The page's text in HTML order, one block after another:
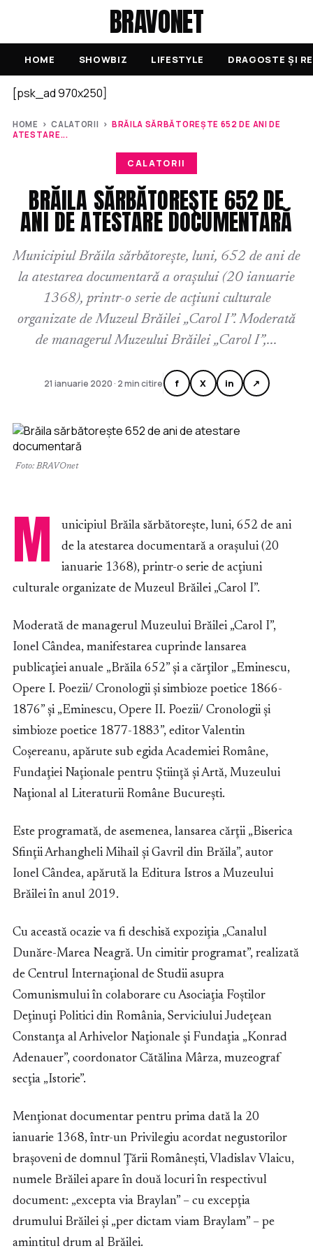
BRAVONET
HOME SHOWBIZ LIFESTYLE DRAGOSTE ȘI
[psk_ad 970x250]
HOME ›CALATORII › BRĂILA SĂRBĂTOREŞTE 652 DE ANI DE
ATESTARE...
CALATORII
BRĂILA SĂRBĂTOREŞTE 652 DE
ANI DE ATESTARE DOCUMENTARĂ
Municipiul Brăila sărbătoreşte, luni, 652 de ani de
la atestarea documentară a oraşului (20 ianuarie
1368), printr-o serie de acţiuni culturale
organizate de Muzeul Brăilei „Carol I”. Moderată
de managerul Muzeului Brăilei „Carol I”,...
21 ianuarie 2020 · 2 min citire f X in ↗
Foto: BRAVOnet
M
unicipiul Brăila sărbătoreşte, luni, 652 de ani
de la atestarea documentară a oraşului (20
ianuarie 1368), printr-o serie de acţiuni
culturale organizate de Muzeul Brăilei „Carol I”.
Moderată de managerul Muzeului Brăilei „Carol I”,
Ionel Cândea, manifestarea cuprinde lansarea
publicaţiei anuale „Brăila 652” şi a cărţilor „Eminescu,
Opere I. Poezii/ Cronologii şi simbioze poetice 1866-
1876” şi „Eminescu, Opere II. Poezii/ Cronologii şi
simbioze poetice 1877-1883”, editor Valentin
Coşereanu, apărute sub egida Academiei Române,
Fundaţiei Naţionale pentru Ştiinţă şi Artă, Muzeului
Naţional al Literaturii Române Bucureşti.
Este programată, de asemenea, lansarea cărţii „Biserica
Sfinţii Arhangheli Mihail şi Gavril din Brăila”, autor
Ionel Cândea, apărută la Editura Istros a Muzeului
Brăilei în anul 2019.
Cu această ocazie va fi deschisă expoziţia „Canalul
Dunăre-Marea Neagră. Un cimitir programat”, realizată
de Centrul Internaţional de Studii asupra
Comunismului în colaborare cu Asociaţia Foştilor
Deţinuţi Politici din România, Serviciului Judeţean
Constanţa al Arhivelor Naţionale şi Fundaţia „Konrad
Adenauer”, coordonator Cătălina Mârza, muzeograf
secţia „Istorie”.
Menţionat documentar pentru prima dată la 20
ianuarie 1368, într-un Privilegiu acordat negustorilor
braşoveni de domnul Ţării Româneşti, Vladislav Vlaicu,
numele Brăilei apare în două locuri în respectivul
document: „excepta via Braylan” – cu excepţia
drumului Brăilei şi „per dictam viam Braylam” – pe
amintitul drum al Brăilei.